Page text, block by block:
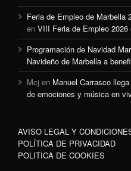
Feria de Empleo de Marbella
en VIII Feria de Empleo 2026
Programación de Navidad
Navideño de Marbella a
Mcj en Manuel Carrasco
de emociones y música en
AVISO LEGAL Y
POLÍTICA DE PRIVACIDAD
POLITICA DE COOKIES